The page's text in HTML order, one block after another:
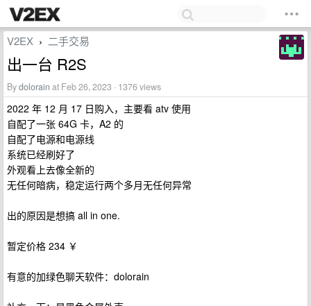
V2EX › 二手交易
出一台 R2S
Bydolorain at Feb 26, 2023 · 1376 views
2022 年 12 月 17 日购入，主要看 atv 使用
自配了一张 64G 卡，A2 的
自配了电源和电源线
系统已经刷好了
外观看上去像全新的
无任何暗病，稳定运行两个多月无任何异常
出的原因是想搞 all in one.
暂定价格 234 ￥
有意的加绿色聊天软件：dolorain